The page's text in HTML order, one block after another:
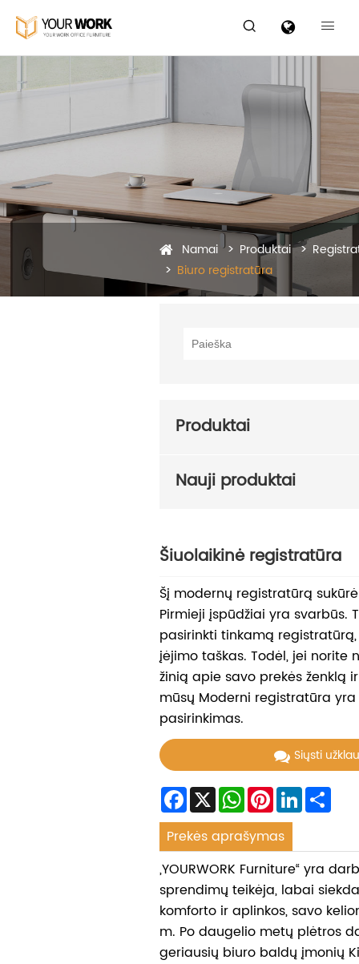
 
Namai Produktai
Biuro registratūra
Produktai
Nauji produktai
Šiuolaikinė registratūra
Šį modernų registratūrą sukūrė
Pirmieji įspūdžiai yra svarbūs.
pasirinkti tinkamą
įėjimo taškas. Todėl, jei norite
žinią apie savo prekės ženklą
mūsų Moderni registratūra
pasirinkimas.
Siųsti
Facebook
X WhatsApp
Pinterest
LinkedIn
Prekės aprašymas
„YOURWORK Furniture“ yra
sprendimų teikėja, labai
komforto ir aplinkos, savo
m. Po daugelio metų plėtros
geriausių biuro baldų įmonių